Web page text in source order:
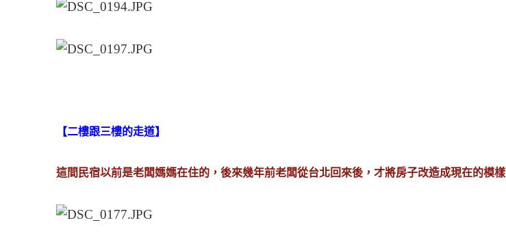
【二樓跟三樓的走道】
這間民宿以前是老闆媽媽在住的，後來幾年前老闆從台北回來後，才將房子改造成現在的模樣